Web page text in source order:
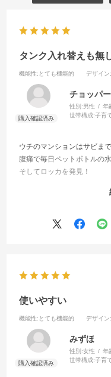
タンク入れ替えも無
機能性:とても機能的 デザイン
チョッパー
性別:男性 年
世帯構成:子育
ウチのマンションはサビま
腹痛で毎日ペットボトルの
そしてロッカを発見！
をロッカに補給するだけで
タンクの入れ替えも無くタ
使いやすい
機能性:とても機能的 デザイン
みずほ
性別:女性 年
世帯構成:子育